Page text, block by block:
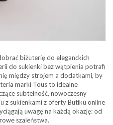
biżuterię do eleganckich
do sukienki bez wątpienia potrafi
między strojem a dodatkami, by
marki Tous to idealne
subtelność, nowoczesny
z sukienkami z oferty Butiku online
uwagę na każdą okazję: od
szaleństwa.